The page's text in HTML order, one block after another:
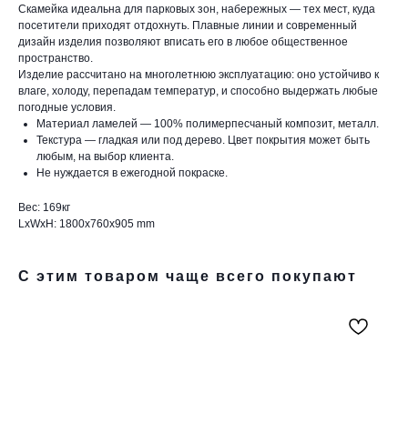
Скамейка идеальна для парковых зон, набережных — тех мест, куда
посетители приходят отдохнуть. Плавные линии и современный
дизайн изделия позволяют вписать его в любое общественное
пространство.
Изделие рассчитано на многолетнюю эксплуатацию: оно устойчиво к
влаге, холоду, перепадам температур, и способно выдержать любые
погодные условия.
Материал ламелей — 100% полимерпесчаный композит, металл.
Текстура — гладкая или под дерево. Цвет покрытия может быть
любым, на выбор клиента.
Не нуждается в ежегодной покраске.
Вес: 169кг
LxWxH: 1800x760x905 mm
С этим товаром чаще всего покупают